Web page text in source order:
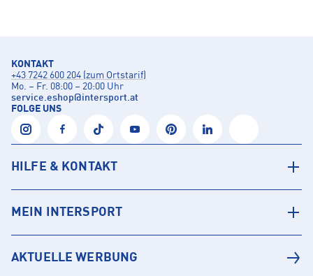
KONTAKT
+43 7242 600 204 (zum Ortstarif)
Mo. – Fr. 08:00 – 20:00 Uhr
service.eshop@intersport.at
FOLGE UNS
HILFE & KONTAKT
MEIN INTERSPORT
AKTUELLE WERBUNG